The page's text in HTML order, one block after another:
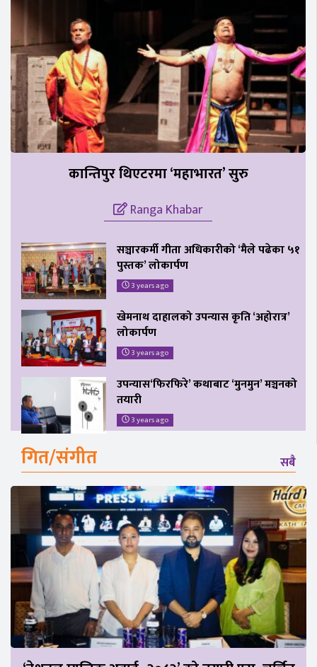
कान्तिपुर थिएटरमा ‘महाभारत’ सुरु
Ranga Khabar
3 years ago
सञ्चारकर्मी गीता अधिकारीको ‘मैले पढेका ५१
पुस्तक’ लोकार्पण
3 years ago
खेमनाथ दाहालको उपन्यास कृति ‘अहोरात्र’
लोकार्पण
3 years ago
उपन्यास‘फिरफिरे’ कथाबाट ‘मुनमुन’ मञ्चनको
तयारी
गित/संगीत सबै